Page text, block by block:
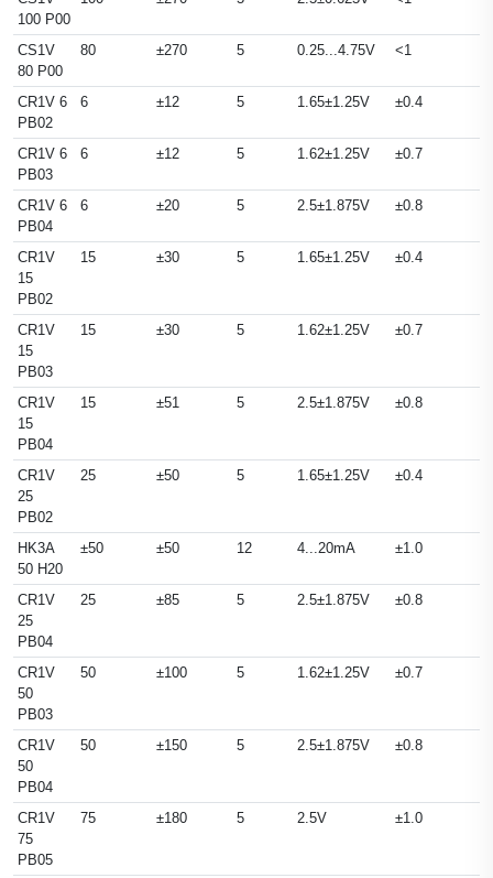
100 P00
CS1V
80 P00
80 ±270 5 0.25...4.75V <1
CR1V 6
PB02
6 ±12 5 1.65±1.25V ±0.4
CR1V 6
PB03
6 ±12 5 1.62±1.25V ±0.7
CR1V 6
PB04
6 ±20 5 2.5±1.875V ±0.8
CR1V
15
PB02
15 ±30 5 1.65±1.25V ±0.4
CR1V
15
PB03
15 ±30 5 1.62±1.25V ±0.7
CR1V
15
PB04
15 ±51 5 2.5±1.875V ±0.8
CR1V
25
PB02
25 ±50 5 1.65±1.25V ±0.4
HK3A
50 H20
±50 ±50 12 4...20mA ±1.0
CR1V
25
PB04
25 ±85 5 2.5±1.875V ±0.8
CR1V
50
PB03
50 ±100 5 1.62±1.25V ±0.7
CR1V
50
PB04
50 ±150 5 2.5±1.875V ±0.8
CR1V
75
PB05
75 ±180 5 2.5V ±1.0